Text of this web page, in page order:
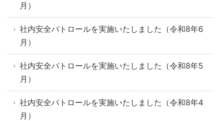
月）
社内安全パトロールを実施いたしました（令和8年6
月）
社内安全パトロールを実施いたしました（令和8年5
月）
社内安全パトロールを実施いたしました（令和8年4
月）